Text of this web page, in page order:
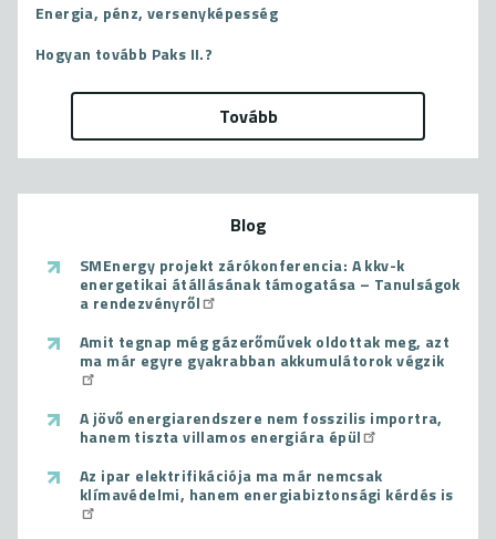
Energia, pénz, versenyképesség
Hogyan tovább Paks II.?
Tovább
Blog
SMEnergy projekt zárókonferencia: A kkv-k
energetikai átállásának támogatása – Tanulságok
a rendezvényről
Amit tegnap még gázerőművek oldottak meg, azt
ma már egyre gyakrabban akkumulátorok végzik
A jövő energiarendszere nem fosszilis importra,
hanem tiszta villamos energiára épül
Az ipar elektrifikációja ma már nemcsak
klímavédelmi, hanem energiabiztonsági kérdés is